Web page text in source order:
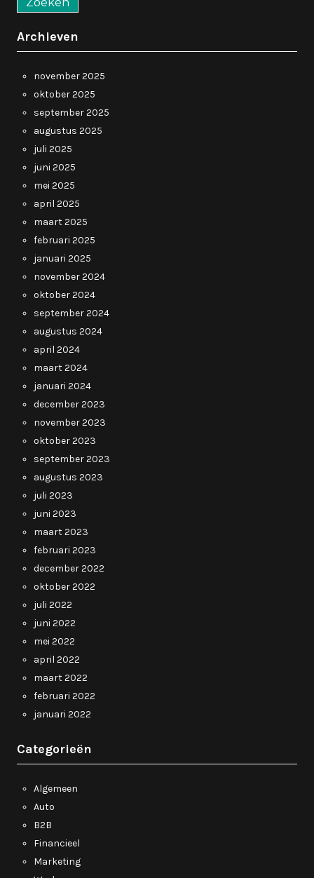
Archieven
november 2025
oktober 2025
september 2025
augustus 2025
juli 2025
juni 2025
mei 2025
april 2025
maart 2025
februari 2025
januari 2025
november 2024
oktober 2024
september 2024
augustus 2024
april 2024
maart 2024
januari 2024
december 2023
november 2023
oktober 2023
september 2023
augustus 2023
juli 2023
juni 2023
maart 2023
februari 2023
december 2022
oktober 2022
juli 2022
juni 2022
mei 2022
april 2022
maart 2022
februari 2022
januari 2022
Categorieën
Algemeen
Auto
B2B
Financieel
Marketing